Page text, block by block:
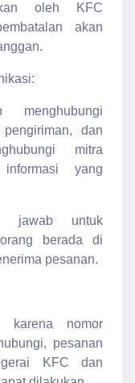
oleh KFC
akan
dan
mitra
informasi yang
jawab untuk
berada di
pesanan.
karena nomor
pesanan
KFC dan